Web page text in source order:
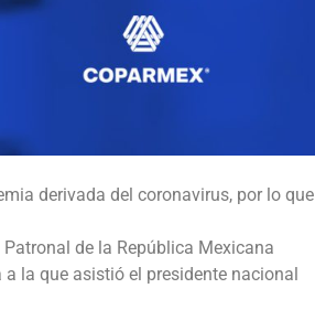
derivada del coronavirus, por lo que
de la República Mexicana
a la que asistió el presidente nacional